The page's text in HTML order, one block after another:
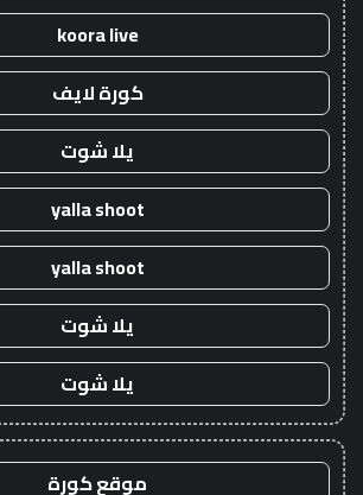
koora live
كورة لايف
يلا شوت
yalla shoot
yalla shoot
يلا شوت
يلا شوت
موقع كورة